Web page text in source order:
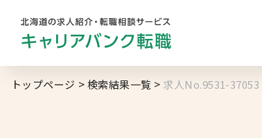
勤務地
トップページ 検索結果一覧 求人No.9531-37053